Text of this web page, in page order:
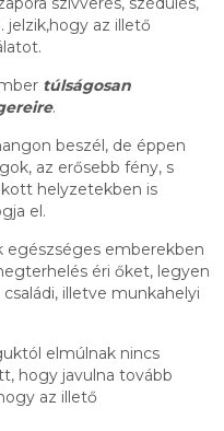
az illető
túlságosan
.
beszél, de éppen
az erősebb fény, s
helyzetekben is
el.
egészséges emberekben
éri őket, legyen
illetve munkahelyi
elmúlnak nincs
hogy javulna tovább
az illető